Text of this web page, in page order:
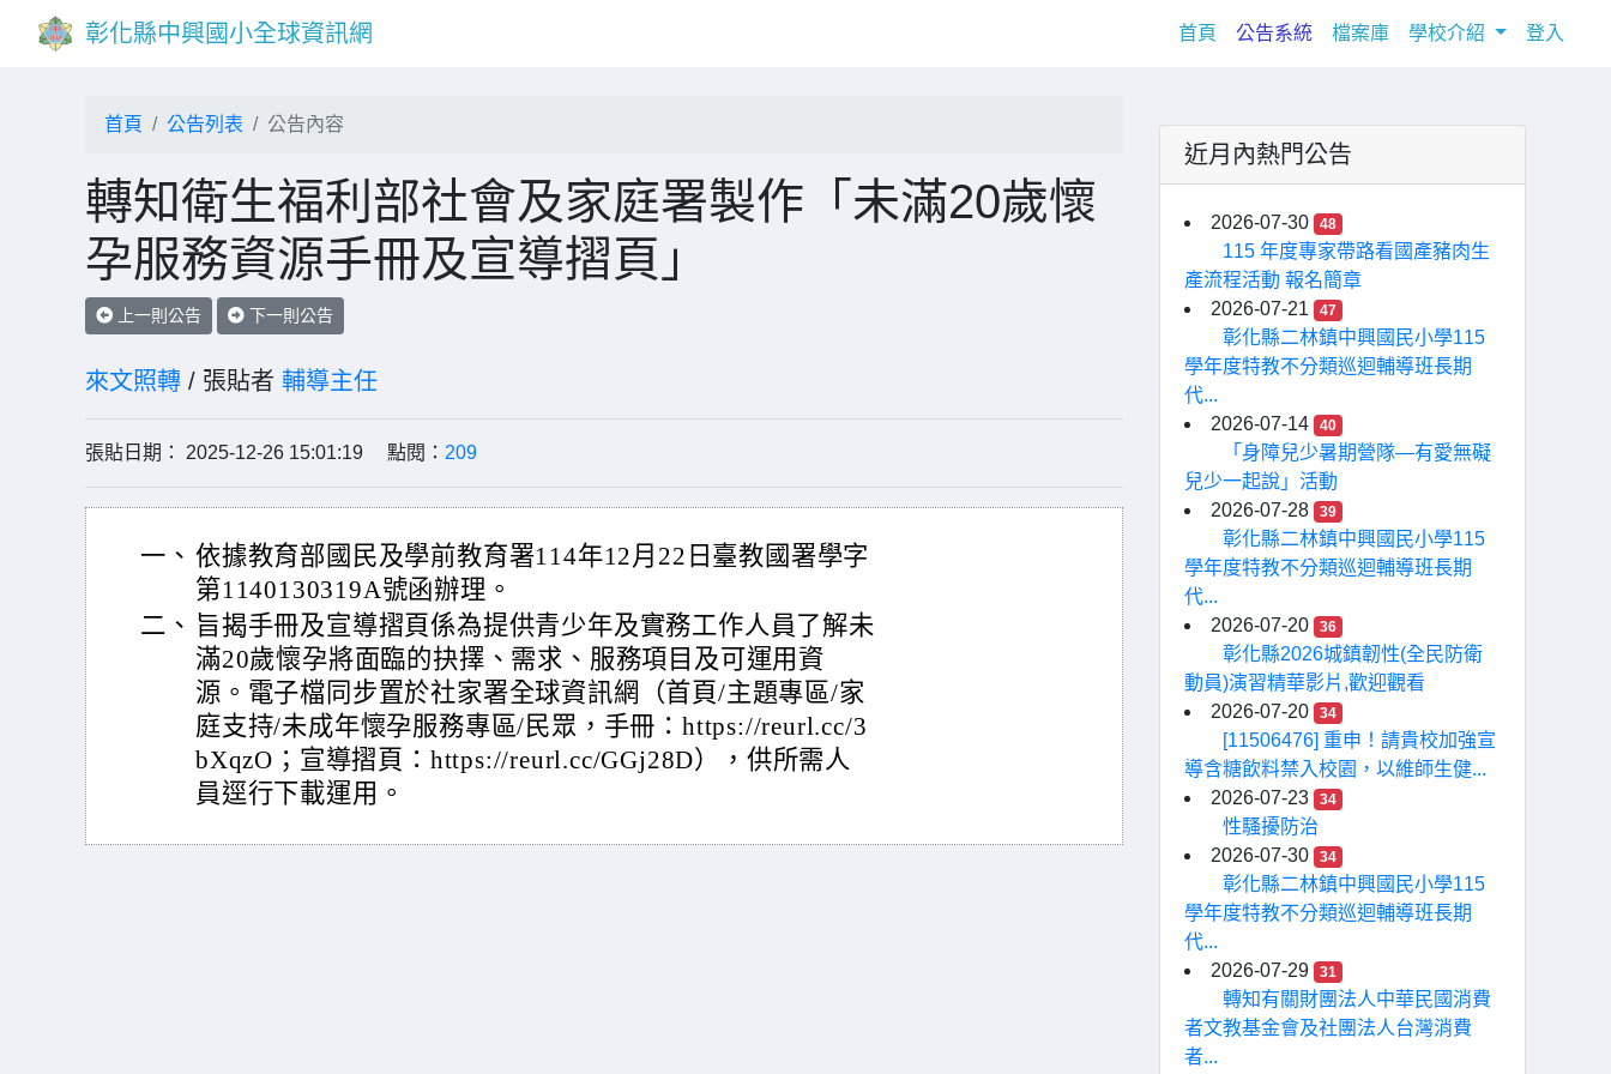
彰化縣中興國小全球資訊網 首頁 (current)
公告系統 檔案庫 學校介紹 登入
首頁 公告列表 公告內容
轉知衛生福利部社會及家庭署製作「未滿20歲懷
孕服務資源手冊及宣導摺頁」
上一則公告 下一則公告
來文照轉 / 張貼者 輔導主任
張貼日期： 2025-12-26 15:01:19 點閱： 209
一、 依據教育部國民及學前教育署114年12月22日臺教國署學字
第1140130319A號函辦理。
二、 旨揭手冊及宣導摺頁係為提供青少年及實務工作人員了解未
滿20歲懷孕將面臨的抉擇、需求、服務項目及可運用資
源。電子檔同步置於社家署全球資訊網（首頁/主題專區/家
庭支持/未成年懷孕服務專區/民眾，手冊：https://reurl.cc/3
bXqzO；宣導摺頁：https://reurl.cc/GGj28D），供所需人
員逕行下載運用。
近月內熱門公告
2026-07-30 48
115 年度專家帶路看國產豬肉生
產流程活動 報名簡章
2026-07-21
47
彰化縣二林鎮中興國民小學115
學年度特教不分類巡迴輔導班長期
代...
2026-07-14
40
「身障兒少暑期營隊—有愛無礙
兒少一起說」活動
2026-07-28
39
彰化縣二林鎮中興國民小學115
學年度特教不分類巡迴輔導班長期
代...
2026-07-20
36
彰化縣2026城鎮韌性(全民防衛
動員)演習精華影片,歡迎觀看
2026-07-20
34
[11506476] 重申！請貴校加強宣
導含糖飲料禁入校園，以維師生健...
2026-07-23
34
性騷擾防治
2026-07-30
34
彰化縣二林鎮中興國民小學115
學年度特教不分類巡迴輔導班長期
代...
2026-07-29
31
轉知有關財團法人中華民國消費
者文教基金會及社團法人台灣消費
者...